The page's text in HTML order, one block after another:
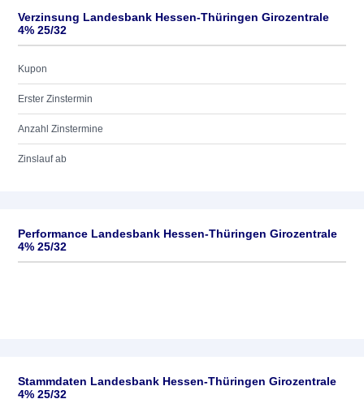
Verzinsung Landesbank Hessen-Thüringen Girozentrale
4% 25/32
Kupon
Erster Zinstermin
Anzahl Zinstermine
Zinslauf ab
Performance Landesbank Hessen-Thüringen Girozentrale
4% 25/32
Stammdaten Landesbank Hessen-Thüringen Girozentrale
4% 25/32